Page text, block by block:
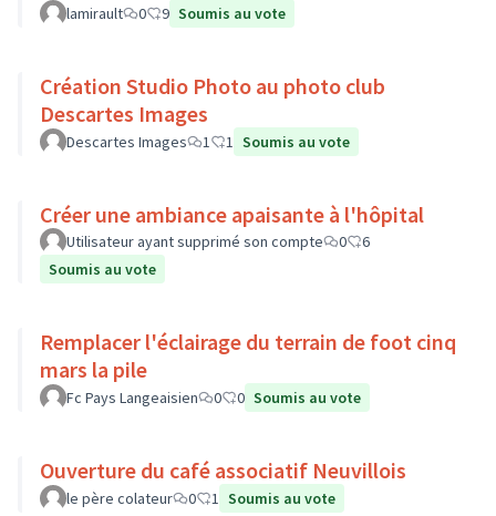
lamirault 0 9 Soumis au vote
Création Studio Photo au photo club
Descartes Images
Descartes Images 1 1 Soumis au vote
Créer une ambiance apaisante à l'hôpital
Utilisateur ayant supprimé son compte 0
6
Soumis au vote
Remplacer l'éclairage du terrain de foot cinq
mars la pile
Fc Pays Langeaisien 0 0 Soumis au vote
Ouverture du café associatif Neuvillois
le père colateur 0 1 Soumis au vote